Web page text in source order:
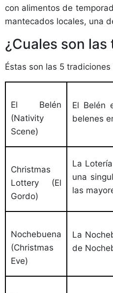
con alimentos de
mantecados locales, una
¿Cuales son
Éstas son las 5
El Belén
(Nativity
Scene)
El Belén
belenes
Christmas
Lottery (El
Gordo)
La
una
las
Nochebuena
(Christmas
Eve)
La
de